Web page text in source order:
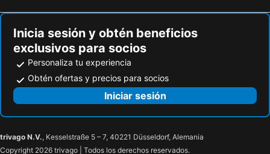
Inicia sesión y obtén beneficios
exclusivos para socios
Personaliza tu experiencia
Obtén ofertas y precios para socios
Iniciar sesión
trivago N.V., Kesselstraße 5 – 7, 40221 Düsseldorf, Alemania
Copyright 2026 trivago | Todos los derechos reservados.